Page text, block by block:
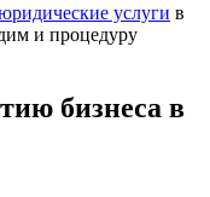
услуги в
и процедуру
бизнеса в